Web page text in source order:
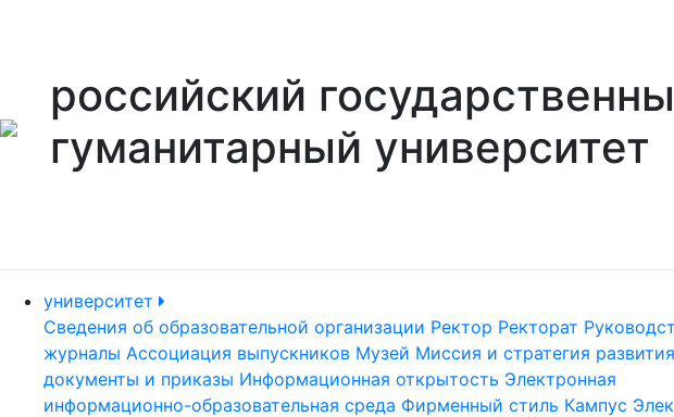
российский
гуманитарный университет
университет
Сведения об образовательной организации Ректор Ректорат
журналы Ассоциация выпускников Музей Миссия и стратегия развития
документы и приказы Информационная открытость Электронная
информационно-образовательная среда Фирменный стиль Кампус